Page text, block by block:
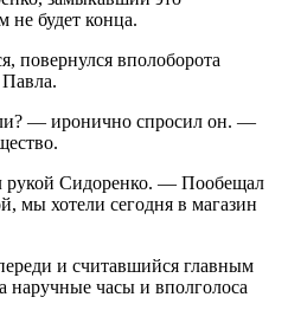
будет конца.
повернулся вполоборота
— иронично спросил он. —
Сидоренко. — Пообещал
мы хотели сегодня в магазин
и считавшийся главным
наручные часы и вполголоса